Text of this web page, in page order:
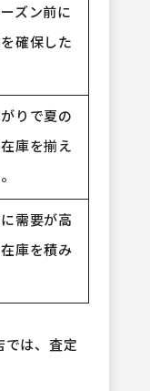
ズン前に
確保した
りで夏の
庫を揃え
需要が高
庫を積み
では、査定